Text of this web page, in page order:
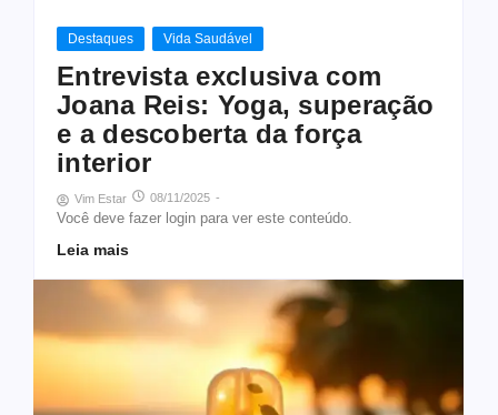
Destaques Vida Saudável
Entrevista exclusiva com
Joana Reis: Yoga, superação
e a descoberta da força
interior
Vim Estar 08/11/2025 -
Você deve fazer login para ver este conteúdo.
Leia mais